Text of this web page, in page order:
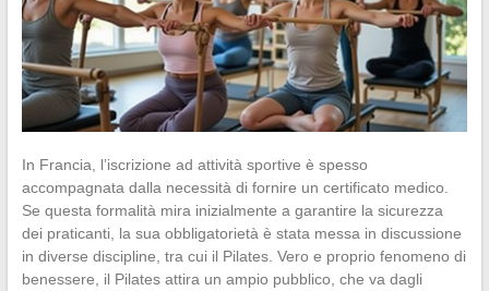
In Francia, l’iscrizione ad attività sportive è spesso
accompagnata dalla necessità di fornire un certificato medico.
Se questa formalità mira inizialmente a garantire la sicurezza
dei praticanti, la sua obbligatorietà è stata messa in discussione
in diverse discipline, tra cui il Pilates. Vero e proprio fenomeno di
benessere, il Pilates attira un ampio pubblico, che va dagli